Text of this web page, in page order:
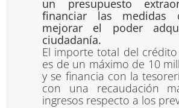
un presupuesto
financiar las medidas
mejorar el poder
ciudadanía.
El importe total del
es de un máximo de 10
y se financia con la
con una recaudación
ingresos respecto a los